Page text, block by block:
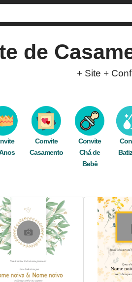
de
+ Site +
e rapidamente online.
convite digital de graça pelo
festa hispter,foto,flores ,aniversário ,
Convite
Casamento
Convite
Chá de
Bebê